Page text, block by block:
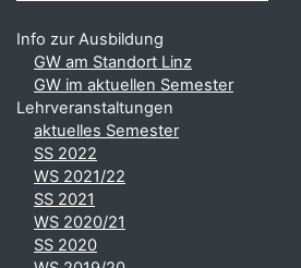
Info zur Ausbildung
GW am Standort Linz
GW im aktuellen Semester
Lehrveranstaltungen
aktuelles Semester
SS 2022
WS 2021/22
SS 2021
WS 2020/21
SS 2020